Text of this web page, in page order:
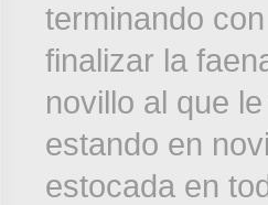
terminando
finalizar la
novillo al que
estando en
estocada en